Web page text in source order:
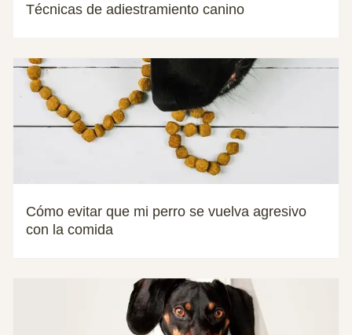
Técnicas de adiestramiento canino
Cómo evitar que mi perro se vuelva agresivo
con la comida